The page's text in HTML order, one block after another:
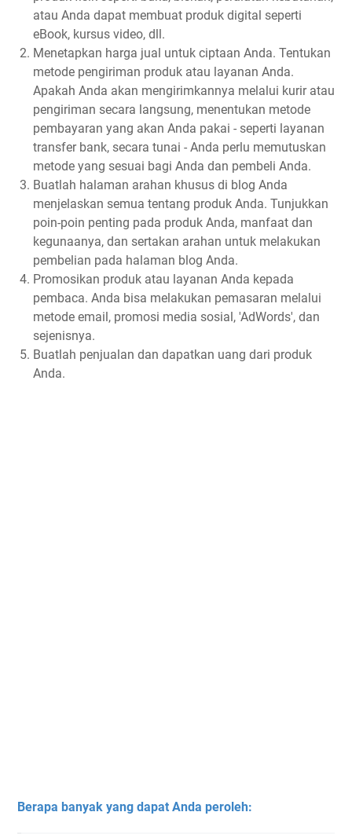
atau Anda dapat membuat produk digital seperti
eBook, kursus video, dll.
Menetapkan harga jual untuk ciptaan Anda. Tentukan
metode pengiriman produk atau layanan Anda.
Apakah Anda akan mengirimkannya melalui kurir atau
pengiriman secara langsung, menentukan metode
pembayaran yang akan Anda pakai - seperti layanan
transfer bank, secara tunai - Anda perlu memutuskan
metode yang sesuai bagi Anda dan pembeli Anda.
Buatlah halaman arahan khusus di blog Anda
menjelaskan semua tentang produk Anda. Tunjukkan
poin-poin penting pada produk Anda, manfaat dan
kegunaanya, dan sertakan arahan untuk melakukan
pembelian pada halaman blog Anda.
Promosikan produk atau layanan Anda kepada
pembaca. Anda bisa melakukan pemasaran melalui
metode email, promosi media sosial, 'AdWords', dan
sejenisnya.
Buatlah penjualan dan dapatkan uang dari produk
Anda.
Berapa banyak yang dapat Anda peroleh: